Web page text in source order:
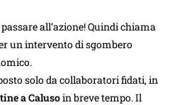
all’azione! Quindi chiama
un intervento di sgombero
solo da collaboratori fidati, in
a Calusoin breve tempo. Il